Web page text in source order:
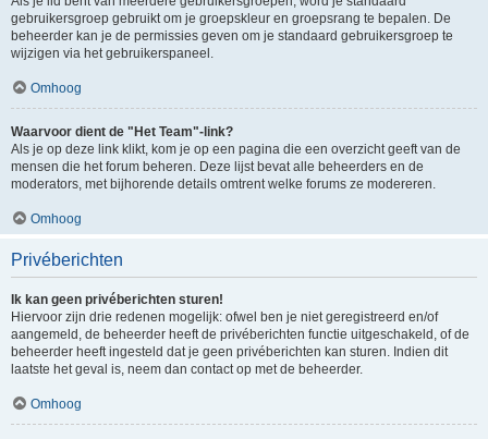
gebruikersgroep gebruikt om je groepskleur en groepsrang te bepalen. De
beheerder kan je de permissies geven om je standaard gebruikersgroep te
wijzigen via het gebruikerspaneel.
Omhoog
Waarvoor dient de "Het Team"-link?
Als je op deze link klikt, kom je op een pagina die een overzicht geeft van de
mensen die het forum beheren. Deze lijst bevat alle beheerders en de
moderators, met bijhorende details omtrent welke forums ze modereren.
Omhoog
Privéberichten
Ik kan geen privéberichten sturen!
Hiervoor zijn drie redenen mogelijk: ofwel ben je niet geregistreerd en/of
aangemeld, de beheerder heeft de privéberichten functie uitgeschakeld, of de
beheerder heeft ingesteld dat je geen privéberichten kan sturen. Indien dit
laatste het geval is, neem dan contact op met de beheerder.
Omhoog